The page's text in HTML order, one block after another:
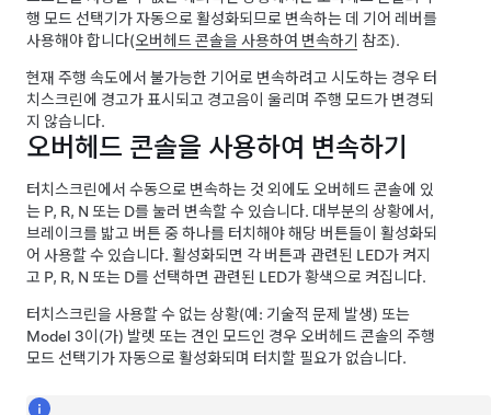
행 모드 선택기가 자동으로 활성화되므로 변속하는 데 기어 레버를
사용해야 합니다(오버헤드 콘솔을 사용하여 변속하기 참조).
현재 주행 속도에서 불가능한 기어로 변속하려고 시도하는 경우 터
치스크린에 경고가 표시되고 경고음이 울리며 주행 모드가 변경되
지 않습니다.
오버헤드 콘솔을 사용하여 변속하기
터치스크린에서 수동으로 변속하는 것 외에도 오버헤드 콘솔에 있
는 P, R, N 또는 D를 눌러 변속할 수 있습니다. 대부분의 상황에서,
브레이크를 밟고 버튼 중 하나를 터치해야 해당 버튼들이 활성화되
어 사용할 수 있습니다. 활성화되면 각 버튼과 관련된 LED가 켜지
고 P, R, N 또는 D를 선택하면 관련된 LED가 황색으로 켜집니다.
터치스크린을 사용할 수 없는 상황(예: 기술적 문제 발생) 또는
Model 3이(가) 발렛 또는 견인 모드인 경우 오버헤드 콘솔의 주행
모드 선택기가 자동으로 활성화되며 터치할 필요가 없습니다.